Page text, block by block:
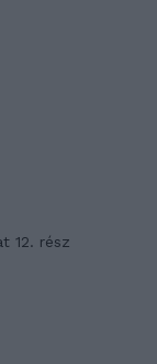
12. rész